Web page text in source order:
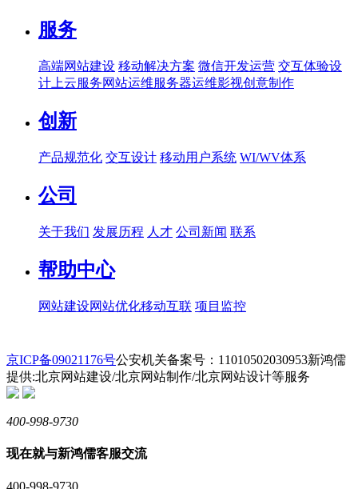
服务
高端网站建设 移动解决方案 微信开发运营 交互体验设
计 上云服务网站运维服务器运维影视创意制作
创新
产品规范化 交互设计 移动用户系统 WI/WV体系
公司
关于我们 发展历程 人才 公司新闻 联系
帮助中心
网站建设网站优化移动互联 项目监控
京ICP备09021176号公安机关备案号：11010502030953新鸿儒
提供:北京网站建设/北京网站制作/北京网站设计等服务
400-998-9730
现在就与新鸿儒客服交流